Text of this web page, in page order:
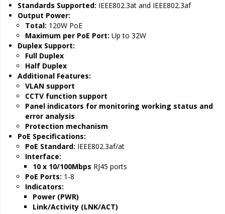
Standards Supported: IEEE802.3at and IEEE802.3af
Output Power:
Total: 120W PoE
Maximum per PoE Port: Up to 32W
Duplex Support:
Full Duplex
Half Duplex
Additional Features:
VLAN support
CCTV function support
Panel indicators for monitoring working status and
error analysis
Protection mechanism
PoE Specifications:
PoE Standard: IEEE802.3af/at
Interface:
10 x 10/100Mbps RJ45 ports
PoE Ports: 1-8
Indicators:
Power (PWR)
Link/Activity (LNK/ACT)